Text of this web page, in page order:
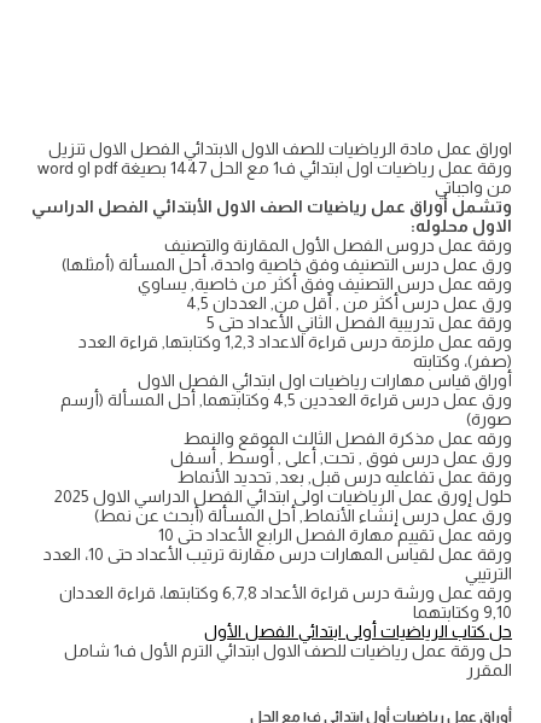
اوراق عمل مادة الرياضيات للصف الاول الابتدائي الفصل الاول تنزيل
ورقة عمل رياضيات اول ابتدائي ف1 مع الحل 1447 بصيغة pdf او word
من واجباتي
وتشمل أوراق عمل رياضيات الصف الاول الأبتدائي الفصل الدراسي
الاول محلوله:
ورقة عمل دروس الفصل الأول المقارنة والتصنيف
ورق عمل درس التصنيف وفق خاصية واحدة، أحل المسألة (أمثلها)
ورقه عمل درس التصنيف وفق أكثر من خاصية, يساوي
ورق عمل درس أكثر من , أقل من, العددان 4,5
ورقة عمل تدريبية الفصل الثاني الأعداد حتى 5
ورقه عمل ملزمة درس قراءة الاعداد 1,2,3 وكتابتها, قراءة العدد
(صفر)، وكتابته
أوراق قياس مهارات رياضيات اول ابتدائي الفصل الاول
ورق عمل درس قراءة العددين 4,5 وكتابتهما, أحل المسألة (أرسم
صورة)
ورقه عمل مذكرة الفصل الثالث الموقع والنمط
ورق عمل درس فوق , تحت, أعلى , أوسط , أسفل
ورقة عمل تفاعليه درس قبل, بعد, تحديد الأنماط
حلول إورق عمل الرياضيات اولى ابتدائي الفصل الدراسي الاول 2025
ورق عمل درس إنشاء الأنماط, أحل المسألة (أبحث عن نمط)
ورقه عمل تقييم مهارة الفصل الرابع الأعداد حتى 10
ورقة عمل لقياس المهارات درس مقارنة ترتيب الأعداد حتى 10، العدد
الترتيبي
ورقه عمل ورشة درس قراءة الأعداد 6,7,8 وكتابتها، قراءة العددان
9,10 وكتابتهما
حل كتاب الرياضيات أولى ابتدائي الفصل الأول
حل ورقة عمل رياضيات للصف الاول ابتدائي الترم الأول ف1 شامل
المقرر
أوراق عمل رياضيات أول ابتدائي ف١ مع الحل